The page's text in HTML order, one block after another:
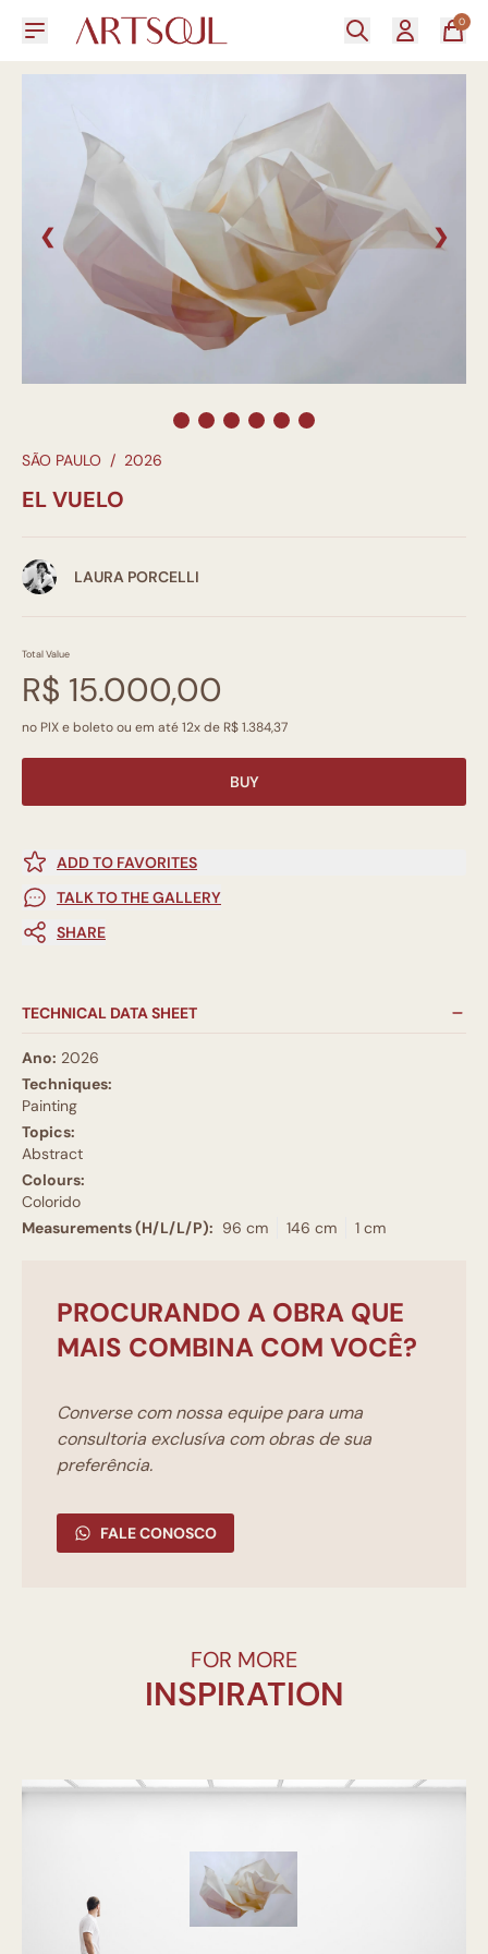
0
❮ ❯
SÃO PAULO / 2026
EL VUELO
LAURA PORCELLI
Total Value
R$ 15.000,00
no PIX e boleto ou em até 12x de R$ 1.384,37
BUY
ADD TO FAVORITES
TALK TO THE GALLERY
SHARE
TECHNICAL DATA SHEET
Ano: 2026
Techniques:
Painting
Topics:
Abstract
Colours:
Colorido
Measurements (H/L/L/P): 96 cm 146 cm 1 cm
PROCURANDO A OBRA QUE
MAIS COMBINA COM VOCÊ?
Converse com nossa equipe para uma
consultoria exclusíva com obras de sua
preferência.
FALE CONOSCO
FOR MORE
INSPIRATION